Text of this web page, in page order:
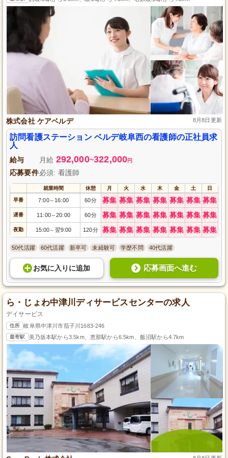
株式会社 ケアベルデ 8月8日更新
訪問看護ステーション ベルデ岐阜西の看護師の正社員求
人
給与 月給 292,000~322,000円
応募要件必須: 看護師
就業時間 休憩 月 火 水 木 金 土 日
早番 7:00～ 16:00 60分 募集 募集 募集 募集 募集 募集 募集
遅番 11:00～20:00 60分 募集 募集 募集 募集 募集 募集 募集
夜勤 15:00～ 翌9:00 120分 募集 募集 募集 募集 募集 募集 募集
50代活躍 60代活躍 新卒可 未経験可 学歴不問 40代活躍
お気に入り に追加 応募画面へ進む
ら・じょわ中津川ディサービスセンターの求人
デイサービス
住所 岐阜県中津川市茄子川1683-246
最寄駅 美乃坂本駅から3.5km、恵那駅から6.5km、飯沼駅から4.7km